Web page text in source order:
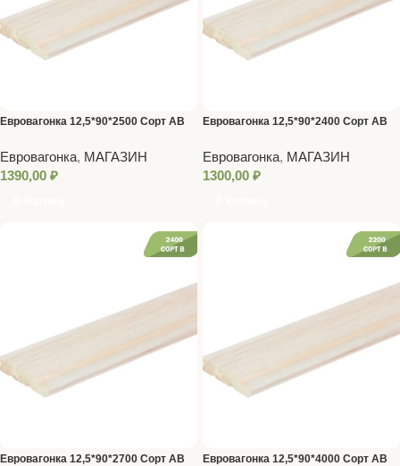
Евровагонка 12,5*90*2500 Сорт AB
Евровагонка, МАГАЗИН
1390,00 ₽
Евровагонка 12,5*90*2400 Сорт AB
Евровагонка, МАГАЗИН
1300,00 ₽
Евровагонка 12,5*90*2700 Сорт AB Евровагонка 12,5*90*4000 Сорт AB